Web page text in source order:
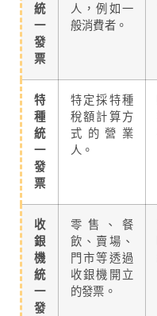
統
一
發
票
人，例如一
般消費者。
特
種
統
一
發
票
特定採特種
稅額計算方
式的營業
人。
收
銀
機
統
一
發
零售、餐
飲、賣場、
門市等透過
收銀機開立
的發票。